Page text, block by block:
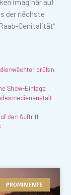
der nächste
Genitalität“
prüfen
Show-Einlage
den Auftritt
PROMINENTE